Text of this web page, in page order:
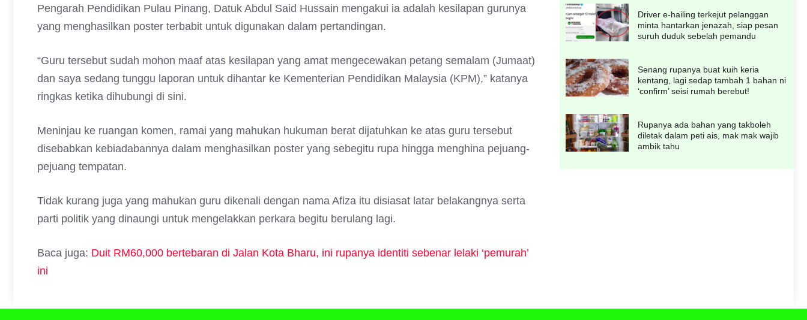
Pengarah Pendidikan Pulau Pinang, Datuk Abdul Said Hussain mengakui ia adalah kesilapan gurunya
yang menghasilkan poster terbabit untuk digunakan dalam pertandingan.
“Guru tersebut sudah mohon maaf atas kesilapan yang amat mengecewakan petang semalam (Jumaat)
dan saya sedang tunggu laporan untuk dihantar ke Kementerian Pendidikan Malaysia (KPM),” katanya
ringkas ketika dihubungi di sini.
Meninjau ke ruangan komen, ramai yang mahukan hukuman berat dijatuhkan ke atas guru tersebut
disebabkan kebiadabannya dalam menghasilkan poster yang sebegitu rupa hingga menghina pejuang-
pejuang tempatan.
Tidak kurang juga yang mahukan guru dikenali dengan nama Afiza itu disiasat latar belakangnya serta
parti politik yang dinaungi untuk mengelakkan perkara begitu berulang lagi.
Baca juga: Duit RM60,000 bertebaran di Jalan Kota Bharu, ini rupanya identiti sebenar lelaki ‘pemurah’
ini
Driver e-hailing terkejut pelanggan
minta hantarkan jenazah, siap pesan
suruh duduk sebelah pemandu
Senang rupanya buat kuih keria
kentang, lagi sedap tambah 1 bahan ni
‘confirm’ seisi rumah berebut!
Rupanya ada bahan yang takboleh
diletak dalam peti ais, mak mak wajib
ambik tahu